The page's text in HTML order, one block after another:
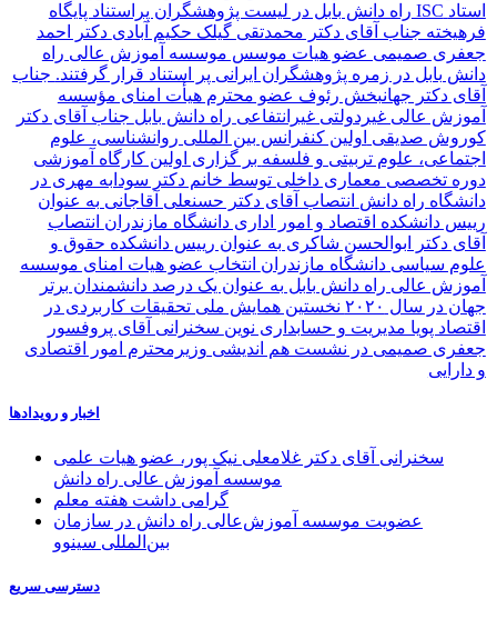
راه دانش بابل در لیست پژوهشگران پراستناد پایگاه ISC
فرهیخته جناب آقای دکتر محمدتقی گیلک حکیم آبادی دکتر احمد
جعفری صمیمی عضو هیات موسس موسسه آموزش عالی راه
دانش بابل در زمره پژوهشگران ایرانی پر استناد قرار گرفتند. جناب
آقای دکتر جهانبخش رئوف عضو محترم هیأت امنای مؤسسه
آموزش عالی غیردولتی غیرانتفاعی راه دانش بابل جناب آقای دکتر
کوروش صدیقی اولین کنفرانس بین المللی روانشناسی، علوم
اجتماعی، علوم تربیتی و فلسفه بر گزاری اولین کارگاه آموزشی
دوره تخصصی معماری داخلی توسط خانم دکتر سودابه مهری در
دانشگاه راه دانش انتصاب آقای دکتر حسنعلی آقاجانی به عنوان
رییس دانشکده اقتصاد و امور اداری دانشگاه مازندران انتصاب
آقای دکتر ابوالحسن شاکری به عنوان رییس دانشکده حقوق و
علوم سیاسی دانشگاه مازندران انتخاب عضو هیات امنای موسسه
آموزش عالی راه دانش بابل به عنوان یک درصد دانشمندان برتر
جهان در سال ۲۰۲۰
نخستین همایش ملی تحقیقات کاربردی در
اقتصاد پویا مدیریت و حسابداری نوین سخنرانی آقای پروفسور
جعفری صمیمی در نشست هم اندیشی وزیرمحترم امور اقتصادی
و دارایی
اخبار و رویدادها
سخنرانی آقای دکتر غلامعلی نیک پور، عضو هیات علمی
موسسه آموزش عالی راه دانش
گرامی داشت هفته معلم
عضویت موسسه آموزش‌عالی راه دانش در سازمان
بین‌المللی سینوو
دسترسی سریع